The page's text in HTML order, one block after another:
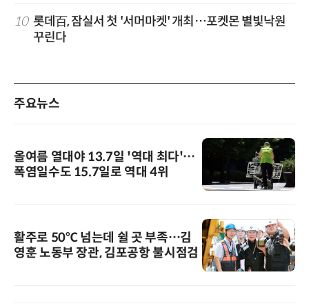
10 롯데百, 잠실서 첫 '서머마켓' 개최…포켓몬 별빛낙원
꾸린다
주요뉴스
올여름 열대야 13.7일 '역대 최다'…
폭염일수도 15.7일로 역대 4위
활주로 50℃ 넘는데 쉴 곳 부족…김
영훈 노동부 장관, 김포공항 불시점검